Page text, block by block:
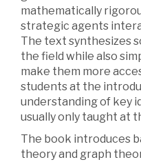
mathematically
strategic agents
The text synthesizes
the field while also
make them more
students at the
understanding of key
usually only taught at
The book introduces
theory and graph